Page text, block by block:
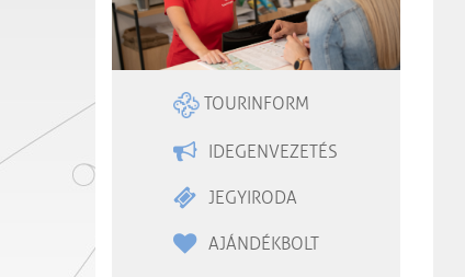
TOURINFORM
IDEGENVEZETÉS
JEGYIRODA
AJÁNDÉKBOLT